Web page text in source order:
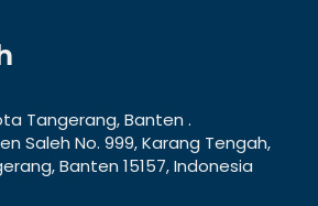
Tangerang, Banten .
Saleh No. 999, Karang Tengah,
Banten 15157, Indonesia